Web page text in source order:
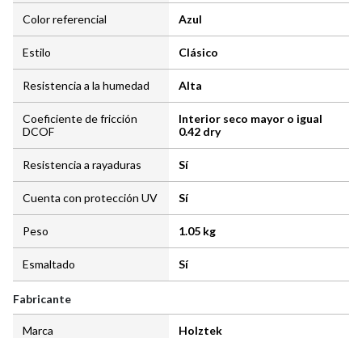
Color referencial Azul
Estilo Clásico
Resistencia a la humedad Alta
Coeficiente de fricción
DCOF
Interior seco mayor o igual
0.42 dry
Resistencia a rayaduras Sí
Cuenta con protección UV Sí
Peso 1.05 kg
Esmaltado Sí
Fabricante
Marca Holztek